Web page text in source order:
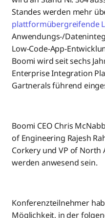
Standes werden mehr
plattformübergreifende
Anwendungs-/
Low-Code-App-
Boomi wird seit sechs
Enterprise Integration
Gartnerals führend
Boomi CEO Chris
of Engineering Rajesh
Corkery und VP of North
werden anwesend sein.
Konferenzteilnehmer
Möglichkeit, in der